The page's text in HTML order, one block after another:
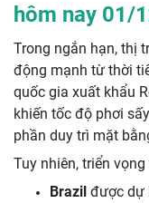
hôm nay 01/
Trong ngắn hạn, thị
động mạnh từ thời
quốc gia xuất khẩu
khiến tốc độ phơi
phần duy trì mặt
Tuy nhiên, triển
Brazil được dự